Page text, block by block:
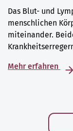
Das Blut- und
menschlichen
miteinander.
Mehr erfahren